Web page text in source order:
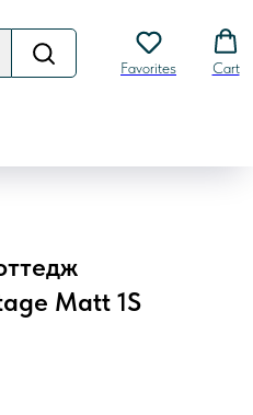
Favorites Cart
Matt 1S